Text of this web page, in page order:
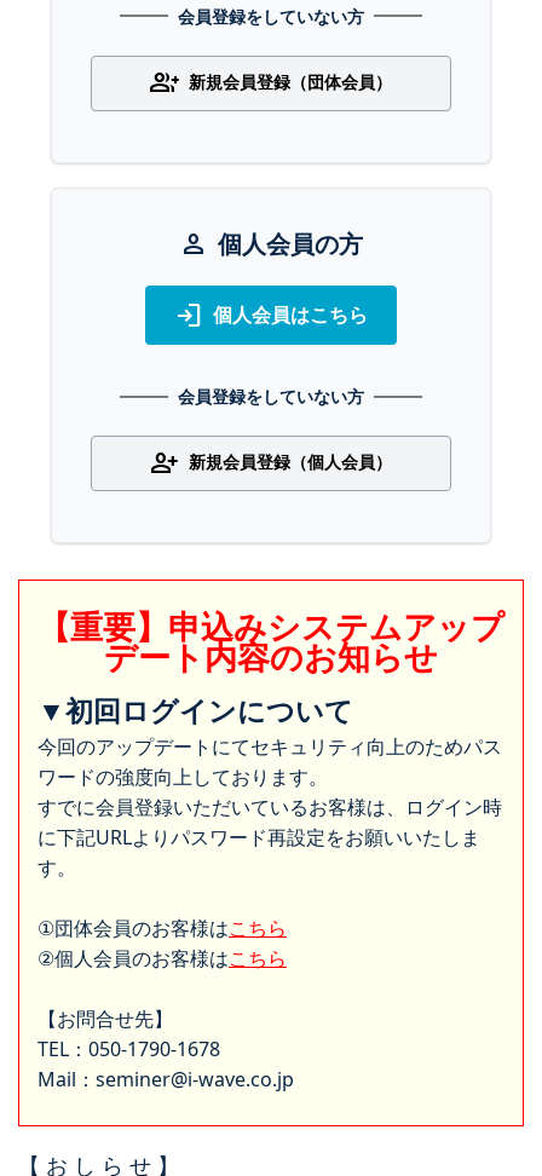
会員登録をしていない方
group_add 新規会員登録（団体会員）
person 個人会員の方
login 個人会員はこちら
会員登録をしていない方
person_add 新規会員登録（個人会員）
【重要】申込みシステムアップ
デート内容のお知らせ
▼初回ログインについて
今回のアップデートにてセキュリティ向上のためパス
ワードの強度向上しております。
すでに会員登録いただいているお客様は、ログイン時
に下記URLよりパスワード再設定をお願いいたしま
す。
①団体会員のお客様はこちら
②個人会員のお客様はこちら
【お問合せ先】
TEL：050-1790-1678
Mail：seminer@i-wave.co.jp
【 お し ら せ 】